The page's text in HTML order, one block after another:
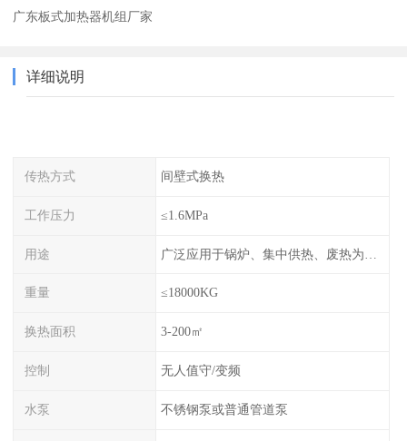
广东板式加热器机组厂家
详细说明
传热方式 间壁式换热
工作压力 ≤1.6MPa
用途
重量 ≤18000KG
换热面积 3-200㎡
控制 无人值守/变频
水泵 不锈钢泵或普通管道泵